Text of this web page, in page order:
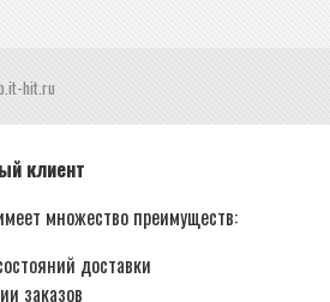
hit.ru
клиент
множество преимуществ:
доставки
заказов